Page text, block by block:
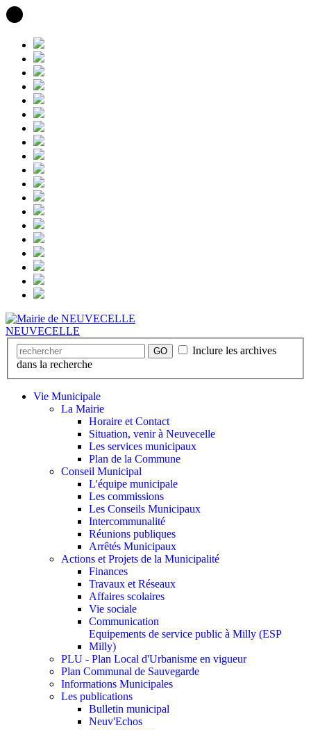
NEUVECELLE
GO
Inclure les archives
dans la recherche
Vie Municipale
La Mairie
Horaire et Contact
Situation, venir à Neuvecelle
Les services municipaux
Plan de la Commune
Conseil Municipal
L'équipe municipale
Les commissions
Les Conseils Municipaux
Intercommunalité
Réunions publiques
Arrêtés Municipaux
Actions et Projets de la Municipalité
Finances
Travaux et Réseaux
Affaires scolaires
Vie sociale
Communication
Equipements de service public à Milly (ESP
Milly)
PLU - Plan Local d'Urbanisme en vigueur
Plan Communal de Sauvegarde
Informations Municipales
Les publications
Bulletin municipal
Neuv'Echos